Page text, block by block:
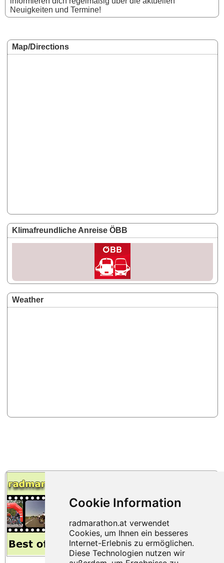
Map/Directions
Klimafreundliche Anreise ÖBB
Weather
Neuigkeiten und Termine!